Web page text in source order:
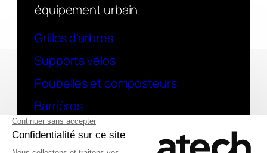
équipement urbain
Grilles d’arbres
Supports vélos
Poubelles et composteurs
Barrières
contact